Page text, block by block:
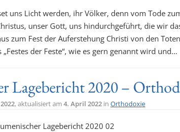
uns Licht werden, ihr Völker, denn vom Tode
unser Gott, uns hindurchgeführt, die wir
zum Fest der Auferstehung Christi von den
der Feste“, wie es gern genannt wird und…
Lagebericht 2020 –
, aktualisiert am 4. April 2022 in Orthodoxie
Lagebericht 2020 02